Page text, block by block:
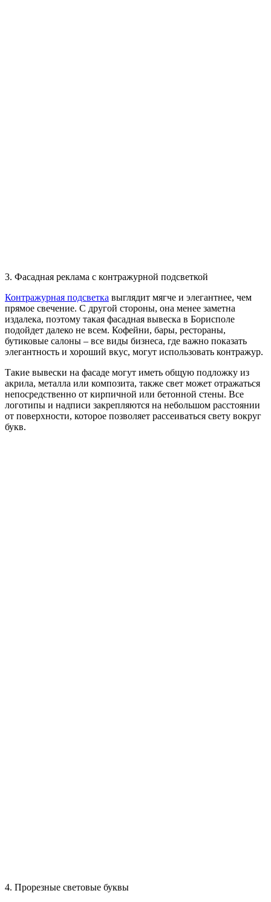
3. Фасадная реклама с контражурной подсветкой
Контражурная подсветка выглядит мягче и элегантнее, чем
прямое свечение. С другой стороны, она менее заметна
издалека, поэтому такая фасадная вывеска в Борисполе
подойдет далеко не всем. Кофейни, бары, рестораны,
бутиковые салоны – все виды бизнеса, где важно показать
элегантность и хороший вкус, могут использовать контражур.
Такие вывески на фасаде могут иметь общую подложку из
акрила, металла или композита, также свет может отражаться
непосредственно от кирпичной или бетонной стены. Все
логотипы и надписи закрепляются на небольшом расстоянии
от поверхности, которое позволяет рассеиваться свету вокруг
букв.
4. Прорезные световые буквы